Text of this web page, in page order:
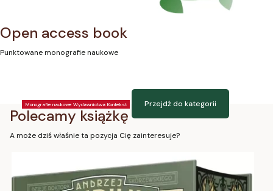
Open access book
Punktowane monografie naukowe
Monografie naukowe Wydawnictwa Kontekst Przejdź do kategorii
Polecamy książkę
A może dziś właśnie ta pozycja Cię zainteresuje?